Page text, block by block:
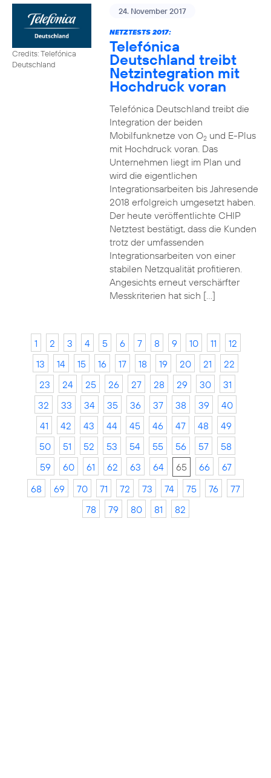
Credits: Telefónica
Deutschland
24. November 2017
NETZTESTS 2017:
Telefónica
Deutschland treibt
Netzintegration mit
Hochdruck voran
Telefónica Deutschland treibt die
Integration der beiden
Mobilfunknetze von O2und E-Plus
mit Hochdruck voran. Das
Unternehmen liegt im Plan und
wird die eigentlichen
Integrationsarbeiten bis Jahresende
2018 erfolgreich umgesetzt haben.
Der heute veröffentlichte CHIP
Netztest bestätigt, dass die Kunden
trotz der umfassenden
Integrationsarbeiten von einer
stabilen Netzqualität profitieren.
Angesichts erneut verschärfter
Messkriterien hat sich […]
1 2 3 4 5 6 7 8 9 10 11
12
13
14 15 16 17 18 19 20 21
22
23
24 25 26 27 28 29 30
31
32
33 34 35 36 37 38 39
40
41
42 43 44 45 46 47 48
49
50
51 52 53 54 55 56 57
58
59
60 61 62 63 64 65 66
67
68
69 70 71 72 73 74 75 76
77
78
79 80 81 82